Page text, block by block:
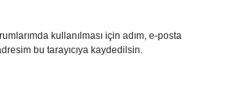
kullanılması için adım, e-posta
bu tarayıcıya kaydedilsin.